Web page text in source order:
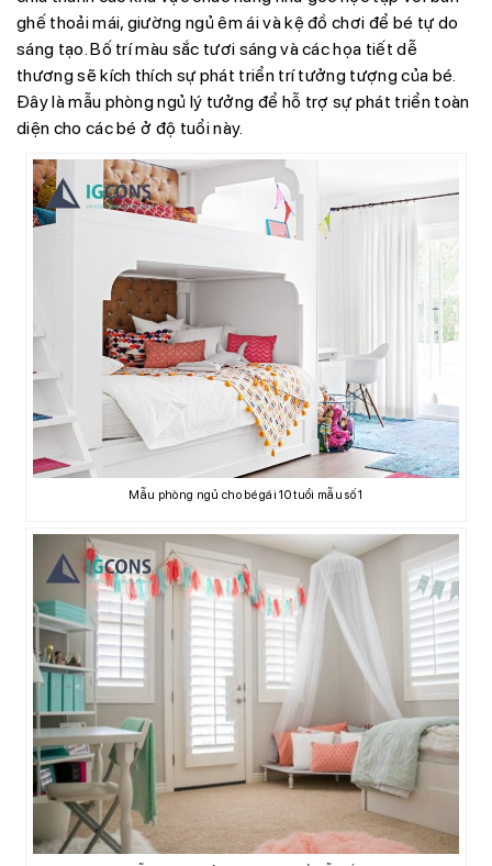
ghế thoải mái, giường ngủ êm ái và kệ đồ chơi để bé tự do
sáng tạo. Bố trí màu sắc tươi sáng và các họa tiết dễ
thương sẽ kích thích sự phát triển trí tưởng tượng của bé.
Đây là mẫu phòng ngủ lý tưởng để hỗ trợ sự phát triển toàn
diện cho các bé ở độ tuổi này.
Mẫu phòng ngủ cho bé gái 10 tuổi mẫu số 1